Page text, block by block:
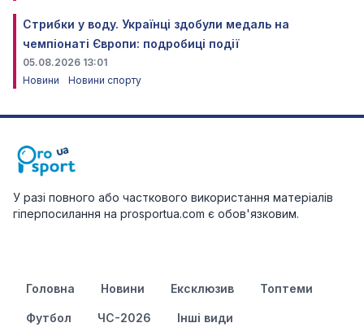
Стрибки у воду. Українці здобули медаль на
чемпіонаті Європи: подробиці події
05.08.2026 13:01
Новини
Новини спорту
У разі повного або часткового використання матеріалів
гіперпосилання на prosportua.com є обов'язковим.
Головна Новини Ексклюзив Топтеми
Футбол ЧС-2026 Інші види